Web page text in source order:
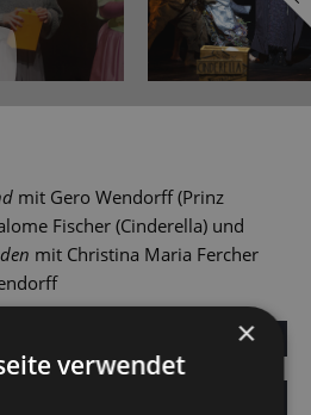
mit Gero Wendorff (Prinz
Fischer (Cinderella) und
mit Christina Maria Fercher
Remaining
×
verwendet